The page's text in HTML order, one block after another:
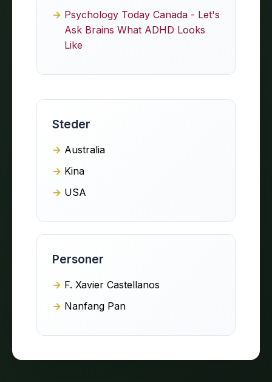
Psychology Today Canada - Let's
Ask Brains What ADHD Looks
Like
Steder
Australia
Kina
USA
Personer
F. Xavier Castellanos
Nanfang Pan